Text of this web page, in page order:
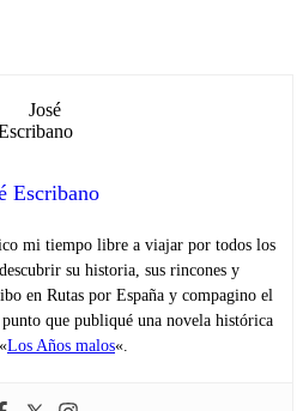
Escribano
mi tiempo libre a viajar por todos los
su historia, sus rincones y
en Rutas por España y compagino el
que publiqué una novela histórica
Los Años malos«.